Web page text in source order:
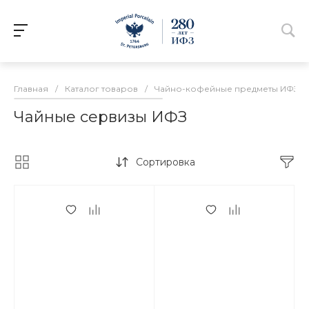
Главная / Каталог товаров / Чайно-кофейные предметы ИФЗ
Чайные сервизы ИФЗ
Сортировка